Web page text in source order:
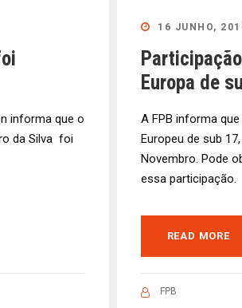
informa que o
da Silva foi
16 JUNHO,
Europa de
A FPB informa
Europeu de sub
Novembro. Pode
essa participação.
READ MORE
FPB